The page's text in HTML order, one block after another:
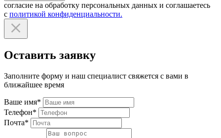
согласие на обработку персональных данных и соглашаетесь
с политикой конфиденциальности.
Оставить заявку
Заполните форму и наш специалист свяжется с вами в
ближайшее время
Ваше имя*
Телефон*
Почта*